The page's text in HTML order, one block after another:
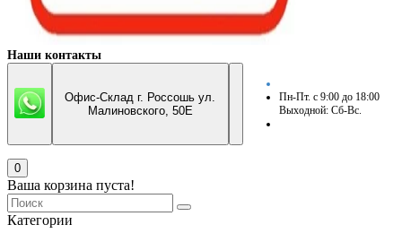
Наши контакты
Офис-Склад г. Россошь ул.
Малиновского, 50Е
Пн-Пт. с 9:00 до 18:00
Выходной: Сб-Вс.
0
Ваша корзина пуста!
Категории